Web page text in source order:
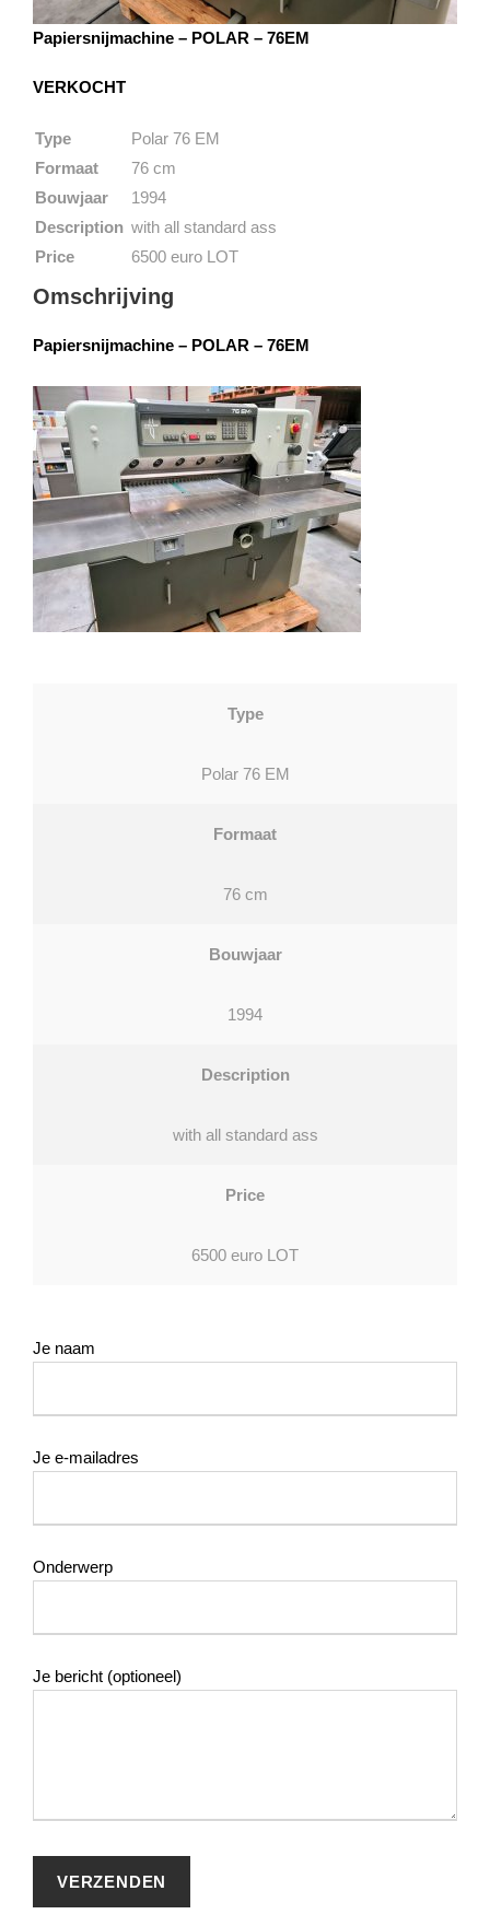
Papiersnijmachine – POLAR – 76EM
VERKOCHT
Type
Polar 76 EM
Formaat
76 cm
Bouwjaar
1994
Description with all standard ass
Price
6500 euro LOT
Omschrijving
Papiersnijmachine – POLAR – 76EM
Type
Polar 76 EM
Formaat
76 cm
Bouwjaar
1994
Description
with all standard ass
Price
6500 euro LOT
Je naam
Je e-mailadres
Onderwerp
Je bericht (optioneel)